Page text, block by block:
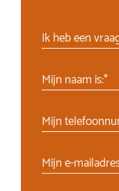
Ik heb een
Mijn naam is:*
Mijn
Mijn e-